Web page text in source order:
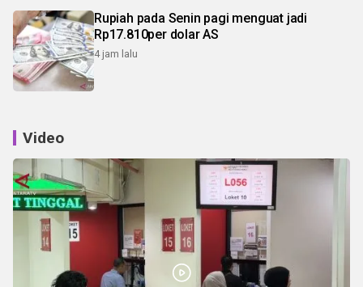
Rupiah pada Senin pagi menguat jadi
Rp17.810per dolar AS
4 jam lalu
Video